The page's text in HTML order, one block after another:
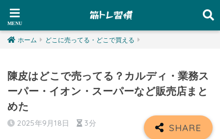
ホーム どこに売ってる・どこで買える
陳皮はどこで売ってる？カルディ・業務ス
ーパー・イオン・スーパーなど販売店まと
めた
2025年9月18日 3分